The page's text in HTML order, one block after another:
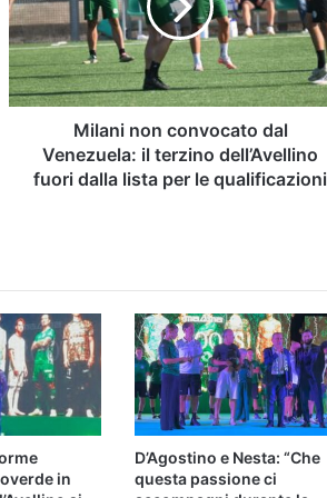
Venezuela:
il
terzino
dell’Avellino
fuori
Milani non convocato dal
Venezuela: il terzino dell’Avellino
fuori dalla lista per le qualificazioni
in
D’Agostino e Nesta: “Che
questa passione ci